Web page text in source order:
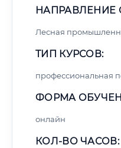
НАПРАВЛЕНИЕ
Лесная
ТИП КУРСОВ:
профессиональная
ФОРМА
онлайн
КОЛ-ВО ЧАСОВ: